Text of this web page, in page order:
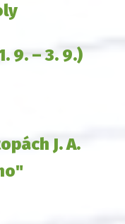
9. – 3. 9.)
J. A.